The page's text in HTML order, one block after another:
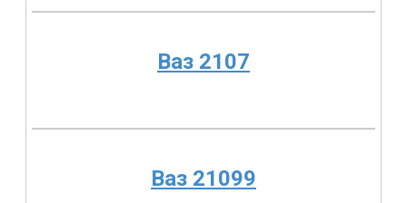
Ваз 2107
Ваз 21099